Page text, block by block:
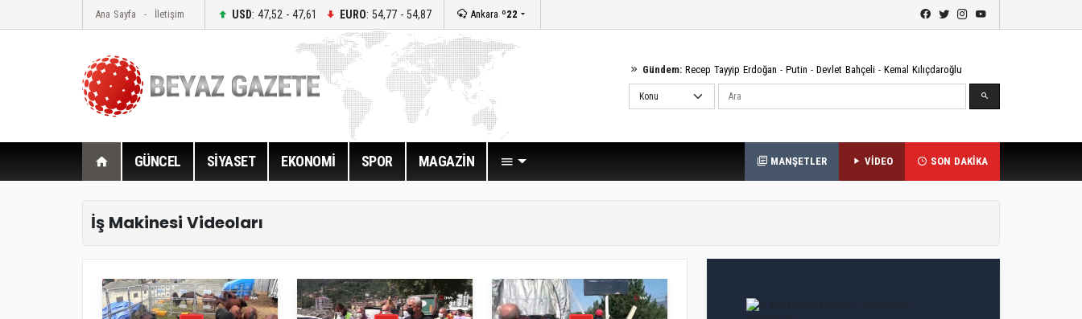
Ana Sayfa İletişim USD: 47,52 - 47,61 EURO: 54,77 - 54,87 Ankara º22
Gündem: Recep Tayyip Erdoğan - Putin - Devlet Bahçeli - Kemal Kılıçdaroğlu
Ara
GÜNCEL SİYASET EKONOMİ SPOR MAGAZİN MANŞETLER VİDEO SON DAKİKA
İş Makinesi Videoları